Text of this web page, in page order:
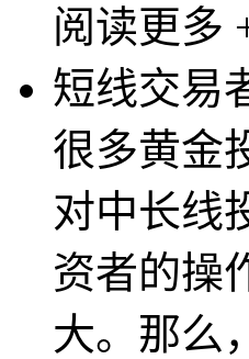
阅读更多
短线交易
很多黄金
对中长线
资者的操
大。那么